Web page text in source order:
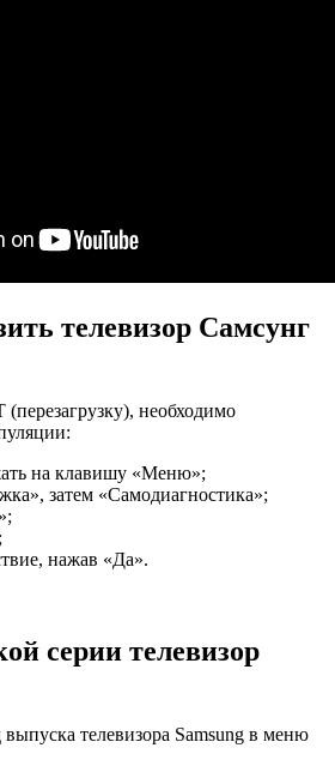
телевизор Самсунг
необходимо
на клавишу «Меню»;
затем «Самодиагностика»;
нажав «Да».
серии телевизор
телевизора Samsung в меню